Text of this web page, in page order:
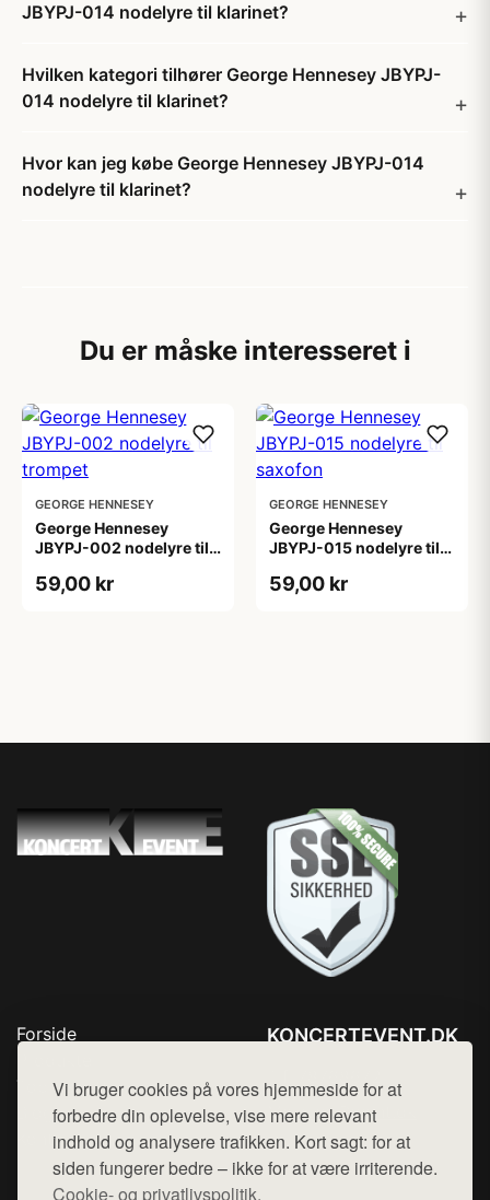
Vi bruger cookies på vores hjemmeside for at
forbedre din oplevelse, vise mere relevant
indhold og analysere trafikken. Kort sagt: for at
siden fungerer bedre – ikke for at være irriterende.
Cookie- og privatlivspolitik.
JBYPJ-014 nodelyre til klarinet?
Hvilken kategori tilhører George Hennesey JBYPJ-
014 nodelyre til klarinet?
Hvor kan jeg købe George Hennesey JBYPJ-014
nodelyre til klarinet?
Du er måske interesseret i
GEORGE HENNESEY
George Hennesey
JBYPJ-002 nodelyre til
59,00 kr
GEORGE HENNESEY
George Hennesey
JBYPJ-015 nodelyre til
59,00 kr
Forside
Top Rabatter
Blog
Kontakt
KONCERTEVENT.DK
Mail: hej@want.dk
Cookie- og privatlivspolitik